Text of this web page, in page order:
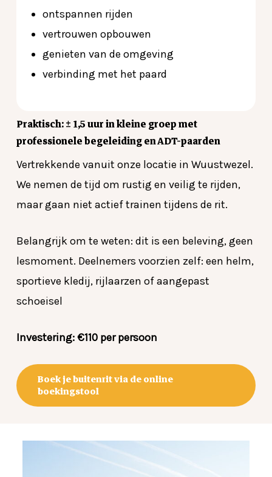
Geen producten in de winkelwagen.
ontspannen rijden
vertrouwen opbouwen
genieten van de omgeving
verbinding met het paard
Praktisch: ± 1,5 uur in kleine groep met
professionele begeleiding en ADT-paarden
Vertrekkende vanuit onze locatie in Wuustwezel.
We nemen de tijd om rustig en veilig te rijden,
maar gaan niet actief trainen tijdens de rit.
Belangrijk om te weten: dit is een beleving, geen
lesmoment. Deelnemers voorzien zelf: een helm,
sportieve kledij, rijlaarzen of aangepast
schoeisel
Investering: €110 per persoon
Boek je buitenrit via de online
boekingstool